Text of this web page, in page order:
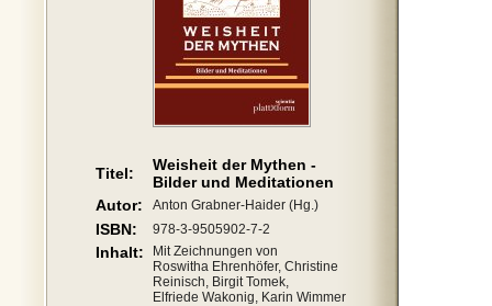
Titel:
Weisheit der Mythen -
Bilder und Meditationen
Autor:
Anton Grabner-Haider (Hg.)
ISBN: 978-3-9505902-7-2
Inhalt:
Mit Zeichnungen von
Roswitha Ehrenhöfer, Christine
Reinisch, Birgit Tomek,
Elfriede Wakonig, Karin Wimmer